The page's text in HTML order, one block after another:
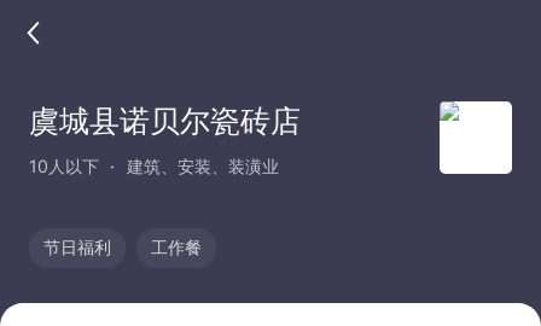
虞城县诺贝尔瓷砖店
10人以下 建筑、安装、装潢业
节日福利 工作餐